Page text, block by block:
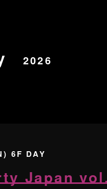
2026
6F DAY
Japan